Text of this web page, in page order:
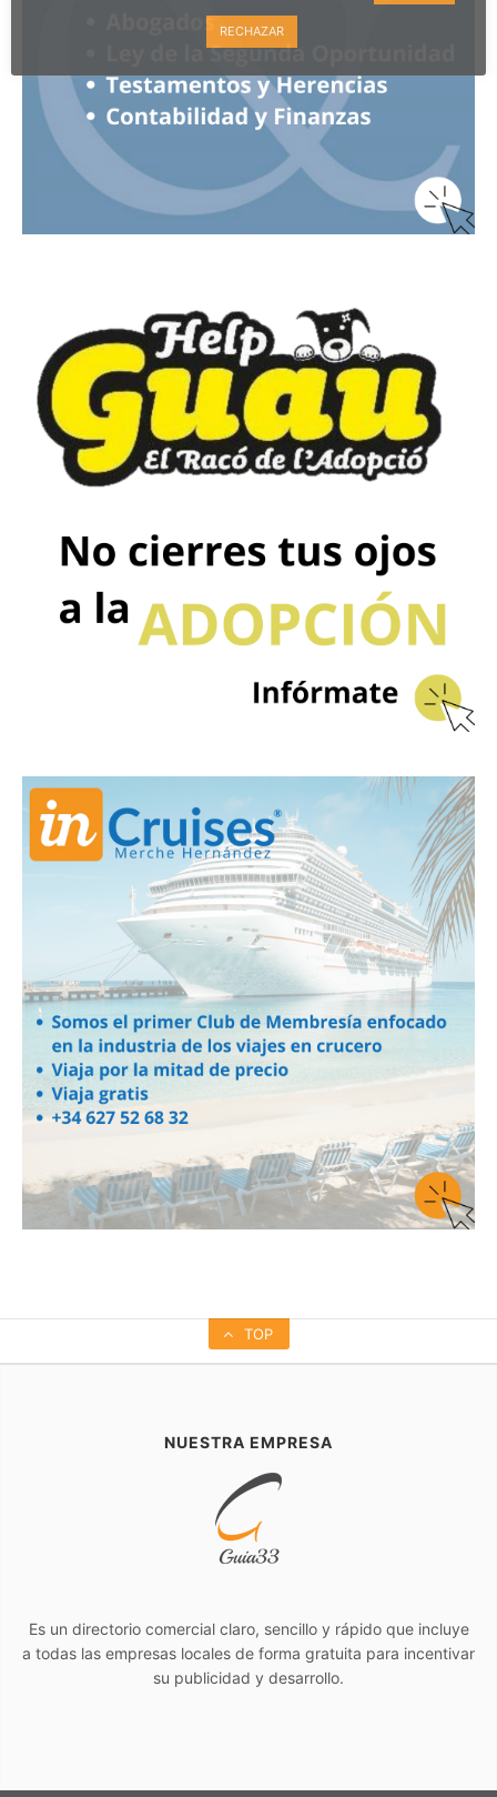
TOP
NUESTRA EMPRESA
Es un directorio comercial claro, sencillo y rápido que incluye
a todas las empresas locales de forma gratuita para incentivar
su publicidad y desarrollo.
RECHAZAR